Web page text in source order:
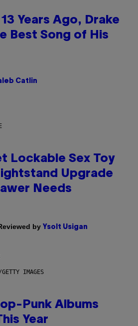
Years Ago, Drake
Best Song of His
Catlin
Lockable Sex Toy
Upgrade
Needs
by Ysolt Usigan
IMAGES
Punk Albums
Year